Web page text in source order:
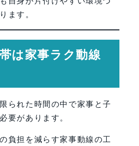
ます。
は家事ラク動線
られた時間の中で家事と子
要があります。
負担を減らす家事動線の工